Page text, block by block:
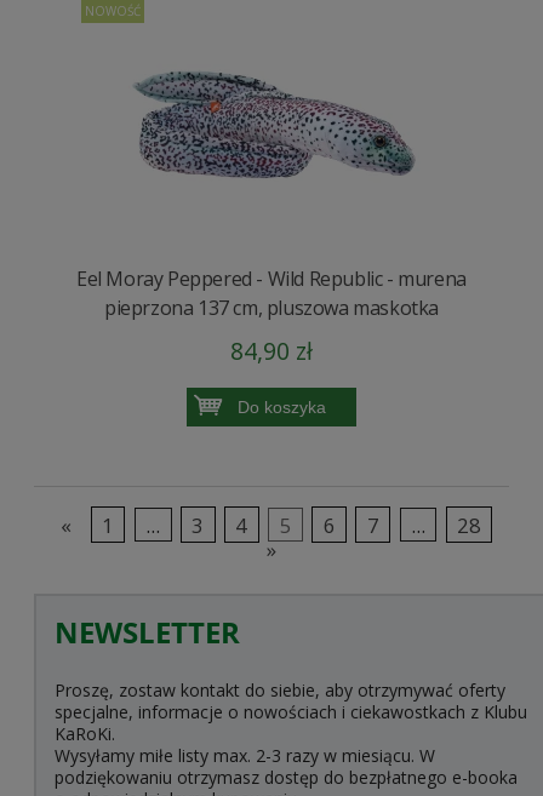
Eel Moray Peppered - Wild Republic - murena
pieprzona 137 cm, pluszowa maskotka
84,90 zł
Do koszyka
NOWOŚĆ
« 1 ... 3 4 5 6 7 ...
28
»
NEWSLETTER
Proszę, zostaw kontakt do siebie, aby otrzymywać oferty
specjalne, informacje o nowościach i ciekawostkach z Klubu
KaRoKi.
Wysyłamy miłe listy max. 2-3 razy w miesiącu. W
podziękowaniu otrzymasz dostęp do bezpłatnego e-booka